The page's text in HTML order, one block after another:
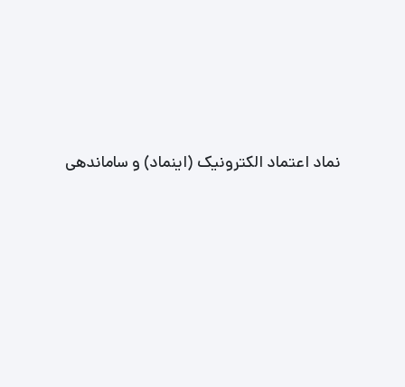
نماد اعتماد الکترونیک (اینماد) و ساماندهی